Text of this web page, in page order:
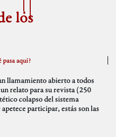
los
pasa aquí?
llamamiento abierto a todos
relato para su revista (250
colapso del sistema
participar, estás son las